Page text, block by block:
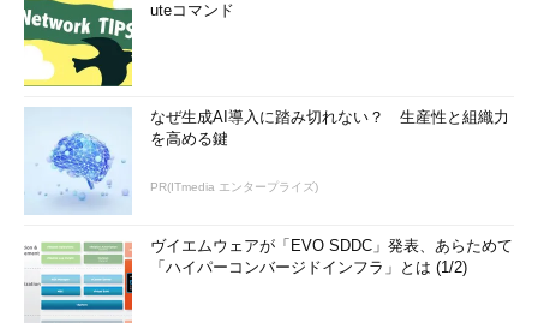
uteコマンド
なぜ生成AI導入に踏み切れない？ 生産性と組織力
を高める鍵
PR(ITmedia エンタープライズ)
ヴイエムウェアが「EVO SDDC」発表、あらためて
「ハイパーコンバージドインフラ」とは (1/2)